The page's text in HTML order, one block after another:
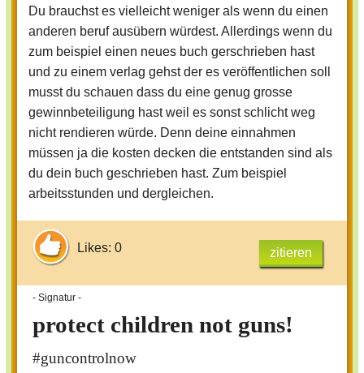
Du brauchst es vielleicht weniger als wenn du einen
anderen beruf ausübern würdest. Allerdings wenn du
zum beispiel einen neues buch gerschrieben hast
und zu einem verlag gehst der es veröffentlichen soll
musst du schauen dass du eine genug grosse
gewinnbeteiligung hast weil es sonst schlicht weg
nicht rendieren würde. Denn deine einnahmen
müssen ja die kosten decken die entstanden sind als
du dein buch geschrieben hast. Zum beispiel
arbeitsstunden und dergleichen.
Likes: 0 zitieren
- Signatur -
protect children not guns!
#guncontrolnow